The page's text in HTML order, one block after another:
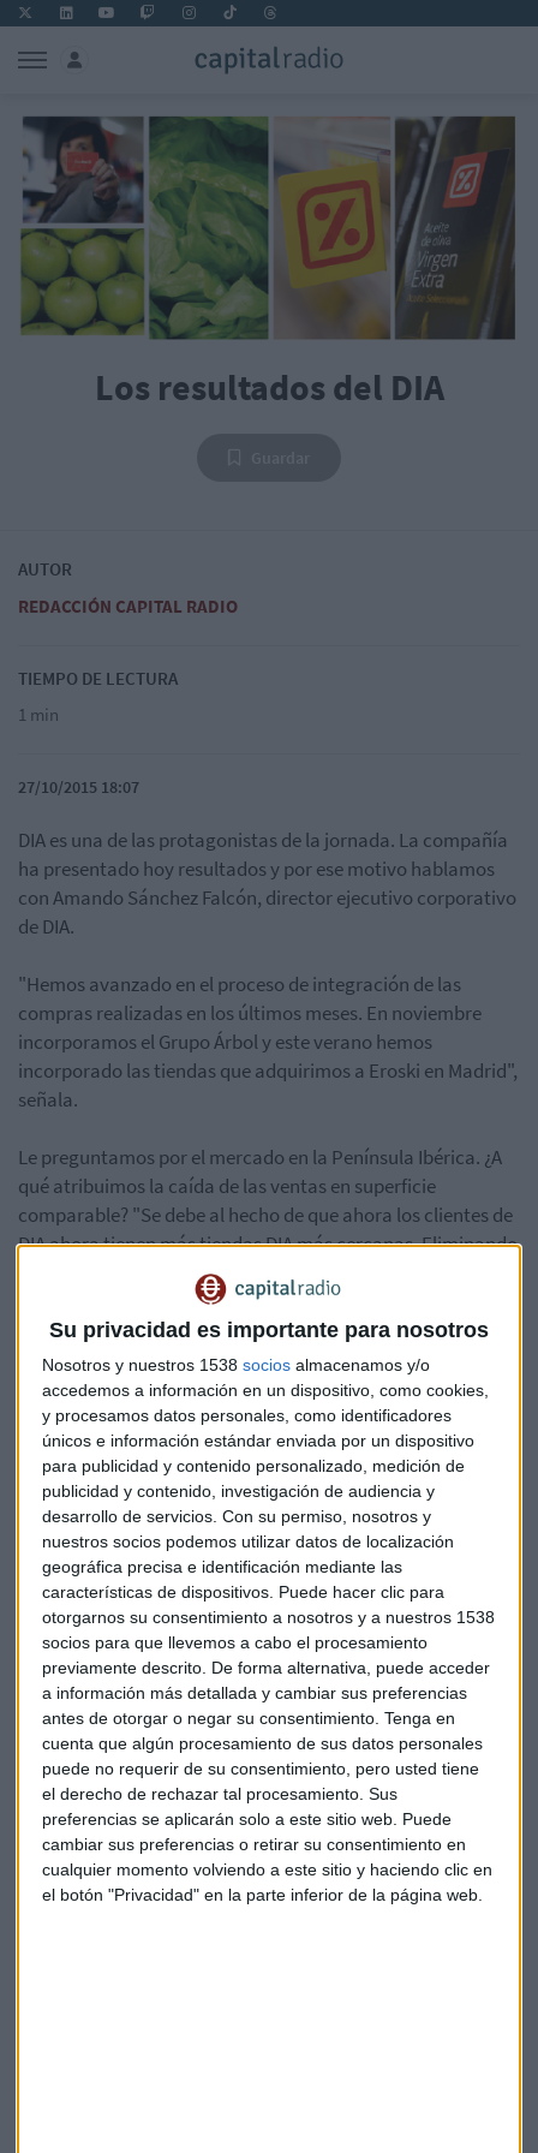
Su privacidad es importante para nosotros
Nosotros y nuestros 1538 socios almacenamos y/o
accedemos a información en un dispositivo, como cookies,
y procesamos datos personales, como identificadores
únicos e información estándar enviada por un dispositivo
para publicidad y contenido personalizado, medición de
publicidad y contenido, investigación de audiencia y
desarrollo de servicios. Con su permiso, nosotros y
nuestros socios podemos utilizar datos de localización
geográfica precisa e identificación mediante las
características de dispositivos. Puede hacer clic para
otorgarnos su consentimiento a nosotros y a nuestros 1538
socios para que llevemos a cabo el procesamiento
previamente descrito. De forma alternativa, puede acceder
a información más detallada y cambiar sus preferencias
antes de otorgar o negar su consentimiento. Tenga en
cuenta que algún procesamiento de sus datos personales
puede no requerir de su consentimiento, pero usted tiene
el derecho de rechazar tal procesamiento. Sus
preferencias se aplicarán solo a este sitio web. Puede
cambiar sus preferencias o retirar su consentimiento en
cualquier momento volviendo a este sitio y haciendo clic en
el botón "Privacidad" en la parte inferior de la página web.
Los resultados del DIA
AUTOR
REDACCIÓN CAPITAL RADIO
TIEMPO DE LECTURA
1 min
27/10/2015 18:07
DIA es una de las protagonistas de la jornada. La compañía
ha presentado hoy resultados y por ese motivo hablamos
con Amando Sánchez Falcón, director ejecutivo corporativo
de DIA.
"Hemos avanzado en el proceso de integración de las
compras realizadas en los últimos meses. En noviembre
incorporamos el Grupo Árbol y este verano hemos
incorporado las tiendas que adquirimos a Eroski en Madrid",
señala.
Le preguntamos por el mercado en la Península Ibérica. ¿A
qué atribuimos la caída de las ventas en superficie
comparable? "Se debe al hecho de que ahora los clientes de
DIA ahora tienen más tiendas DIA más cercanas. Eliminando
ese efecto, las ventas están prácticamente en línea con las
del año anterior", explica Sánchez Falcón.
Escucha la entrevista completa aquí:
https://uwhisp.com/MercadoAbierto/comentamos-los-
resultados-presentados-hoy-por-dia-con-su-dir-ejecutivo-
corporativo-amando-sanchez-falcon
Suscríbete a nuestros boletines
Te enviaremos las noticias más importantes del día